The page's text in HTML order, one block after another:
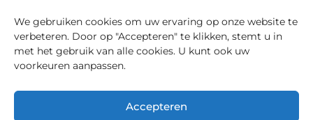
We gebruiken cookies om uw ervaring op onze website te
verbeteren. Door op "Accepteren" te klikken, stemt u in
met het gebruik van alle cookies. U kunt ook uw
voorkeuren aanpassen.
Accepteren
Algemeen
Cookie Policy